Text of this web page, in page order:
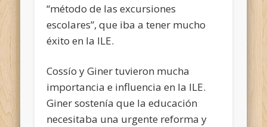
“método de las excursiones
escolares”, que iba a tener mucho
éxito en la ILE.
Cossío y Giner tuvieron mucha
importancia e influencia en la ILE.
Giner sostenía que la educación
necesitaba una urgente reforma y